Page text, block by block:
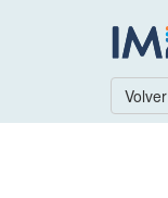
Volver